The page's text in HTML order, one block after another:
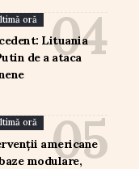
oră
Lituania
de a ataca
oră
americane
modulare,